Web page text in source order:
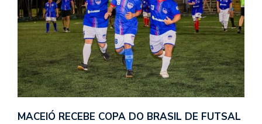
MACEIÓ RECEBE COPA DO BRASIL DE FUTSAL